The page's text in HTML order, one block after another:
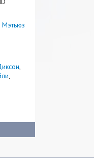
Мэтьюз